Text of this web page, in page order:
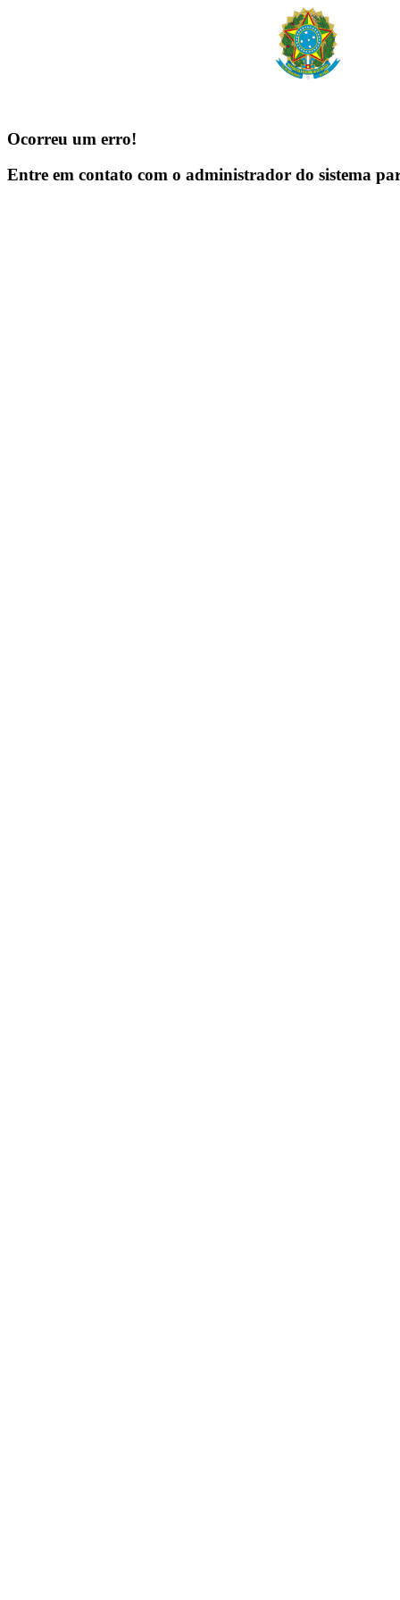
Ocorreu um erro!
Entre em contato com o administrador do sistema